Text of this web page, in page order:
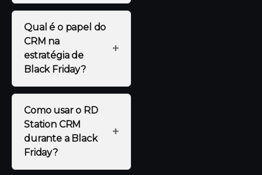
Qual é o papel do
CRM na
estratégia de
Black Friday?
+
Como usar o RD
Station CRM
durante a Black
Friday?
+